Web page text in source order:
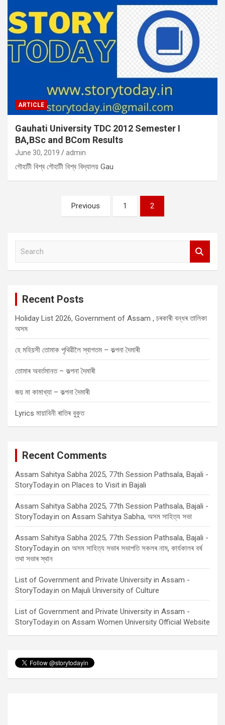
ARTICLE
Gauhati University TDC 2012 Semester I
BA,BSc and BCom Results
June 30, 2019 admin
গৌহাটী বিশ্ব গৌহাটী বিশ্ব বিদ্যালয় Gau
pagination
Previous 1 2
Recent Posts
Holiday List 2026, Government of Assam , চৰকাৰী বন্ধৰ তালিকা
অসম
হে মহিয়সী তোমাক পৃথিৱীলৈ স্বাগতম – কল্পনা দৈমাৰী
তোমাৰ অবৰ্তমানত – কল্পনা দৈমাৰী
জয় মা কামাখ্যা – কল্পনা দৈমাৰী
Lyrics মায়াবিনী ৰাতিৰ বুকুত
Recent Comments
Assam Sahitya Sabha 2025, 77th Session Pathsala, Bajali -
StoryToday.in on Places to Visit in Bajali
Assam Sahitya Sabha 2025, 77th Session Pathsala, Bajali -
StoryToday.in on Assam Sahitya Sabha, অসম সাহিত্য সভা
Assam Sahitya Sabha 2025, 77th Session Pathsala, Bajali -
StoryToday.in on অসম সাহিত্য সভাৰ সভাপতি সকলৰ নাম, কাৰ্যকালৰ বৰ্ষ
তথা সভাৰ স্থান
List of Government and Private University in Assam -
StoryToday.in on Majuli University of Culture
List of Government and Private University in Assam -
StoryToday.in on Assam Women University Official Website